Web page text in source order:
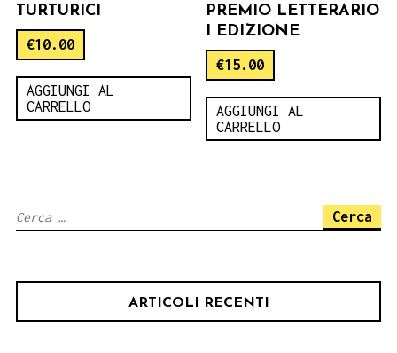
TURTURICI
€10.00
AGGIUNGI AL
CARRELLO
PREMIO LETTERARIO
I EDIZIONE
€15.00
AGGIUNGI AL
CARRELLO
Ricerca
ARTICOLI RECENTI